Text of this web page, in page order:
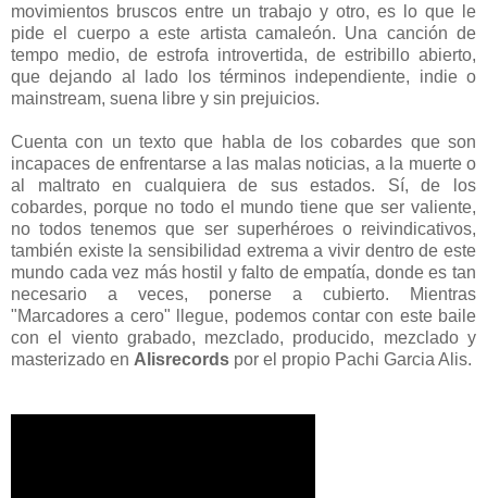
movimientos bruscos entre un trabajo y otro, es lo que le
pide el cuerpo a este artista camaleón. Una canción de
tempo medio, de estrofa introvertida, de estribillo abierto,
que dejando al lado los términos independiente, indie o
mainstream, suena libre y sin prejuicios.
Cuenta con un texto que habla de los cobardes que son
incapaces de enfrentarse a las malas noticias, a la muerte o
al maltrato en cualquiera de sus estados. Sí, de los
cobardes, porque no todo el mundo tiene que ser valiente,
no todos tenemos que ser superhéroes o reivindicativos,
también existe la sensibilidad extrema a vivir dentro de este
mundo cada vez más hostil y falto de empatía, donde es tan
necesario a veces, ponerse a cubierto. Mientras
"Marcadores a cero" llegue, podemos contar con este baile
con el viento grabado, mezclado, producido, mezclado y
masterizado en Alisrecords por el propio Pachi Garcia Alis.